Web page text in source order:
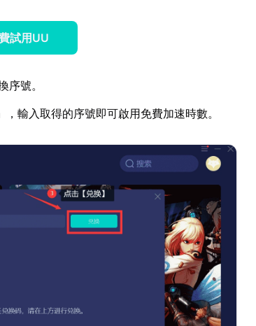
試用UU
序號。
輸入取得的序號即可啟用免費加速時數。